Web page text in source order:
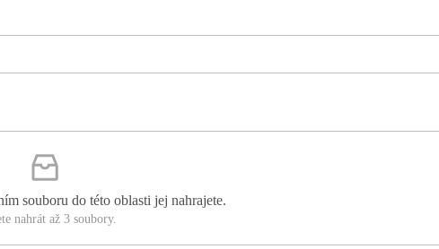
souboru do této oblasti jej nahrajete.
nahrát až 3 soubory.